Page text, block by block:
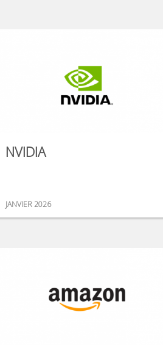
NVIDIA
JANVIER 2026